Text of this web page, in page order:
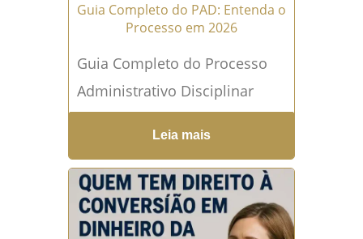
Guia Completo do PAD: Entenda o
Processo em 2026
Guia Completo do Processo
Administrativo Disciplinar
(PAD) em 2026 Em 2026, o
Processo Administrativo
Disciplinar (PAD) segue sendo
a principal ferramenta para...
Leia mais →
Leia mais